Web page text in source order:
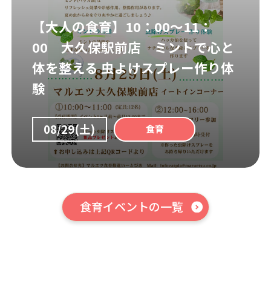
【大人の食育】10：00～11：
00 大久保駅前店 ミントで心と
体を整える 虫よけスプレー作り体
験
08/29(土) 食育
食育イベントの一覧